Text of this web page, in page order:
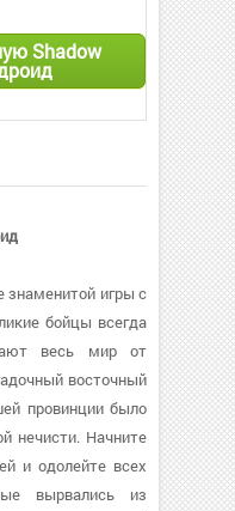
Shadow
знаменитой игры с
бойцы всегда
весь мир от
восточный
провинции было
нечисти. Начните
и одолейте всех
вырвались из